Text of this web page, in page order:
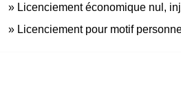
Licenciement économique nul,
Licenciement pour motif